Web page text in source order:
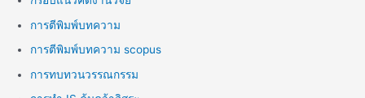
การตีพิมพ์บทความ
การตีพิมพ์บทความ scopus
การทบทวนวรรณกรรม